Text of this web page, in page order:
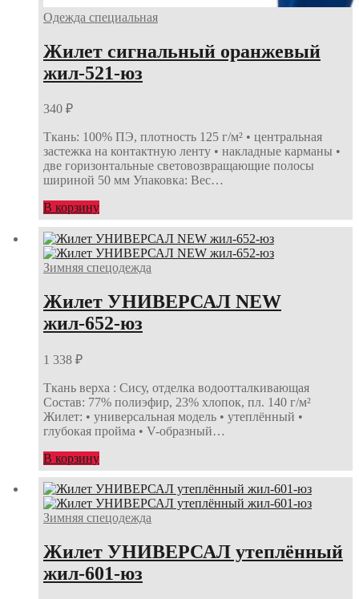
Одежда специальная
Жилет сигнальный оранжевый
жил-521-юз
340 ₽
Ткань: 100% ПЭ, плотность 125 г/м² • центральная
застежка на контактную ленту • накладные карманы •
две горизонтальные световозвращающие полосы
шириной 50 мм Упаковка: Вес…
В корзину
Зимняя спецодежда
Жилет УНИВЕРСАЛ NEW
жил-652-юз
1 338 ₽
Ткань верха : Сису, отделка водоотталкивающая
Состав: 77% полиэфир, 23% хлопок, пл. 140 г/м²
Жилет: • универсальная модель • утеплённый •
глубокая пройма • V-образный…
В корзину
Зимняя спецодежда
Жилет УНИВЕРСАЛ утеплённый
жил-601-юз